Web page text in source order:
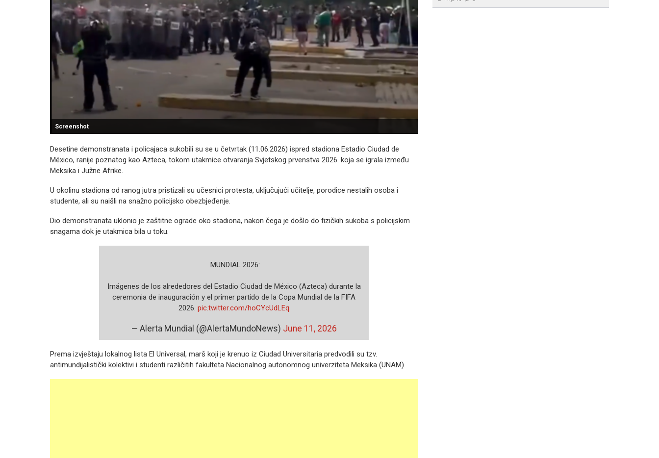
Screenshot
Desetine demonstranata i policajaca sukobili su se u četvrtak (11.06.2026) ispred stadiona Estadio Ciudad de
México, ranije poznatog kao Azteca, tokom utakmice otvaranja Svjetskog prvenstva 2026. koja se igrala između
Meksika i Južne Afrike.
U okolinu stadiona od ranog jutra pristizali su učesnici protesta, uključujući učitelje, porodice nestalih osoba i
studente, ali su naišli na snažno policijsko obezbjeđenje.
Dio demonstranata uklonio je zaštitne ograde oko stadiona, nakon čega je došlo do fizičkih sukoba s policijskim
snagama dok je utakmica bila u toku.
️ MUNDIAL 2026:
Imágenes de los alrededores del Estadio Ciudad de México (Azteca) durante la
ceremonia de inauguración y el primer partido de la Copa Mundial de la FIFA
2026. pic.twitter.com/hoCYcUdLEq
— Alerta Mundial (@AlertaMundoNews) June 11, 2026
Prema izvještaju lokalnog lista El Universal, marš koji je krenuo iz Ciudad Universitaria predvodili su tzv.
antimundijalistički kolektivi i studenti različitih fakulteta Nacionalnog autonomnog univerziteta Meksika (UNAM).